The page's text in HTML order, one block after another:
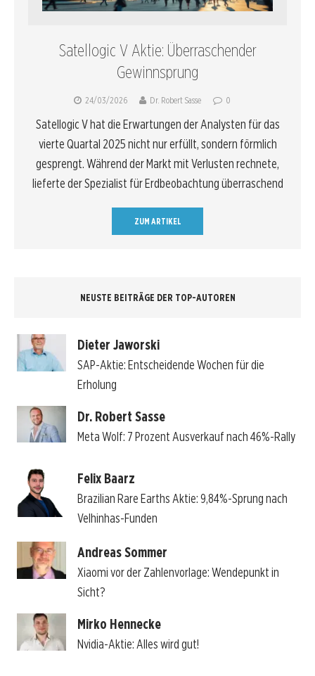
Satellogic V Aktie: Überraschender
Gewinnsprung
24/03/2026 Dr. Robert Sasse 0
Satellogic V hat die Erwartungen der Analysten für das
vierte Quartal 2025 nicht nur erfüllt, sondern förmlich
gesprengt. Während der Markt mit Verlusten rechnete,
lieferte der Spezialist für Erdbeobachtung überraschend
ZUM ARTIKEL
NEUSTE BEITRÄGE DER TOP-AUTOREN
Dieter Jaworski
SAP-Aktie: Entscheidende Wochen für die
Erholung
Dr. Robert Sasse
Meta Wolf: 7 Prozent Ausverkauf nach 46%-Rally
Felix Baarz
Brazilian Rare Earths Aktie: 9,84%-Sprung nach
Velhinhas-Funden
Andreas Sommer
Xiaomi vor der Zahlenvorlage: Wendepunkt in
Sicht?
Mirko Hennecke
Nvidia-Aktie: Alles wird gut!